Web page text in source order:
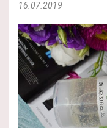
16.07.2019